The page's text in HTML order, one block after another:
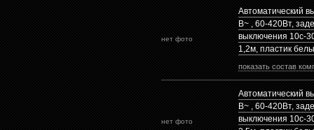
нет фото
Автоматический
В~ , 60-420Вт,
выключения 10с-
1,2м, пластик
показать состав
нет фото
Автоматический
В~ , 60-420Вт,
выключения 10с-